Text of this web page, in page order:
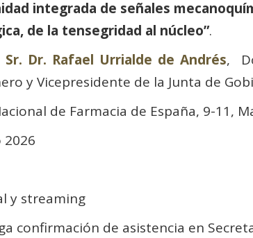
integrada de señales
de la tensegridad al núcleo”.
Sr. Dr. Rafael Urrialde de Andrés,
y Vicepresidente de la Junta de
de Farmacia de España, 9-11,
2026
y streaming
confirmación de asistencia en